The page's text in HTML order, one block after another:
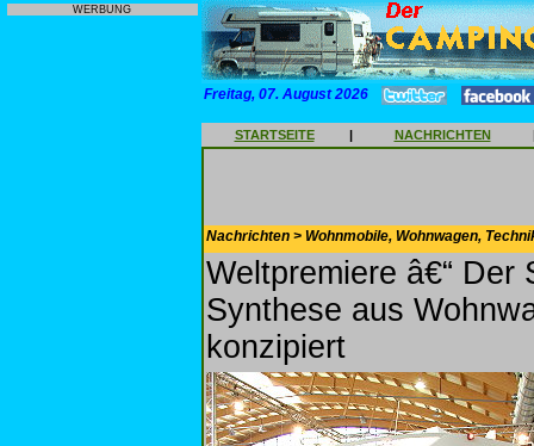
WERBUNG
Freitag, 07. August 2026
STARTSEITE | NACHRICHTEN
Nachrichten > Wohnmobile, Wohnwagen,
Weltpremiere â€“ Der
Synthese aus
konzipiert